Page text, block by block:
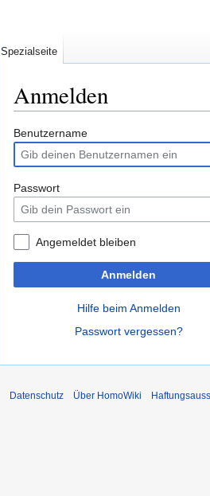
Anmelden
Zur
Navigation
springen
Zur
Suche
springen
Benutzername
Passwort
Angemeldet bleiben
Anmelden
Hilfe beim Anmelden
Passwort vergessen?
Spezialseite
Datenschutz Über HomoWiki